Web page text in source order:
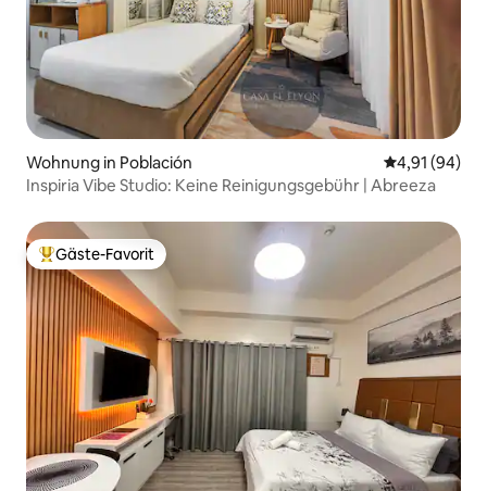
Wohnung in Población
4,91 (94)
Inspiria Vibe Studio: Keine Reinigungsgebühr | Abreeza
Beliebter Gäste-Favorit.
Gäste-Favorit